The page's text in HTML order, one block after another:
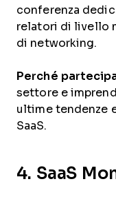
conferenza
relatori di livello
di networking.
Perché
settore e
ultime tendenze
SaaS.
4. SaaS